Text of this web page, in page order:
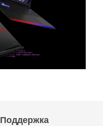
Поддержка